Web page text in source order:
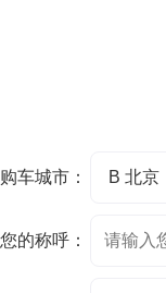
购车城市：
您的称呼：